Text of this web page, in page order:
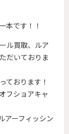
本です！！
ル買取、ルア
だいておりま
ております！
フショアキャ
アーフィッシン